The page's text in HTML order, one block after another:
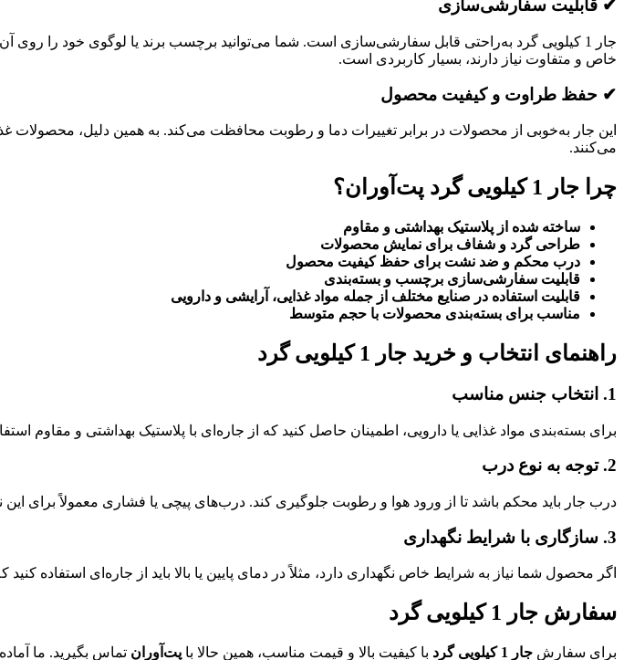
✔ قابلیت سفارشی‌سازی
جار 1 کیلویی گرد به‌راحتی قابل سفارشی‌سازی است. شما می‌توانید برچسب برند یا لوگوی خود را
خاص و متفاوت نیاز دارند، بسیار کاربردی است.
✔ حفظ طراوت و کیفیت محصول
این جار به‌خوبی از محصولات در برابر تغییرات دما و رطوبت محافظت می‌کند. به همین دلیل،
می‌کنند.
چرا جار 1 کیلویی گرد پت‌آوران؟
ساخته شده از پلاستیک بهداشتی و مقاوم
طراحی گرد و شفاف برای نمایش محصولات
درب محکم و ضد نشت برای حفظ کیفیت محصول
قابلیت سفارشی‌سازی برچسب و بسته‌بندی
قابلیت استفاده در صنایع مختلف از جمله مواد غذایی، آرایشی و دارویی
مناسب برای بسته‌بندی محصولات با حجم متوسط
راهنمای انتخاب و خرید جار 1 کیلویی گرد
1. انتخاب جنس مناسب
برای بسته‌بندی مواد غذایی یا دارویی، اطمینان حاصل کنید که از جاره‌ای با پلاستیک بهداشتی و
2. توجه به نوع درب
درب جار باید محکم باشد تا از ورود هوا و رطوبت جلوگیری کند. درب‌های پیچی یا فشاری معمولاً برای
3. سازگاری با شرایط نگهداری
اگر محصول شما نیاز به شرایط خاص نگهداری دارد، مثلاً در دمای پایین یا بالا باید از جاره‌ای استفاده
سفارش جار 1 کیلویی گرد
برای سفارش جار 1 کیلویی گرد با کیفیت بالا و قیمت مناسب، همین حالا با پت‌آوران تماس بگیرید. ما